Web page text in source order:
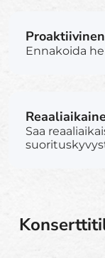
Ennakoida
Saa